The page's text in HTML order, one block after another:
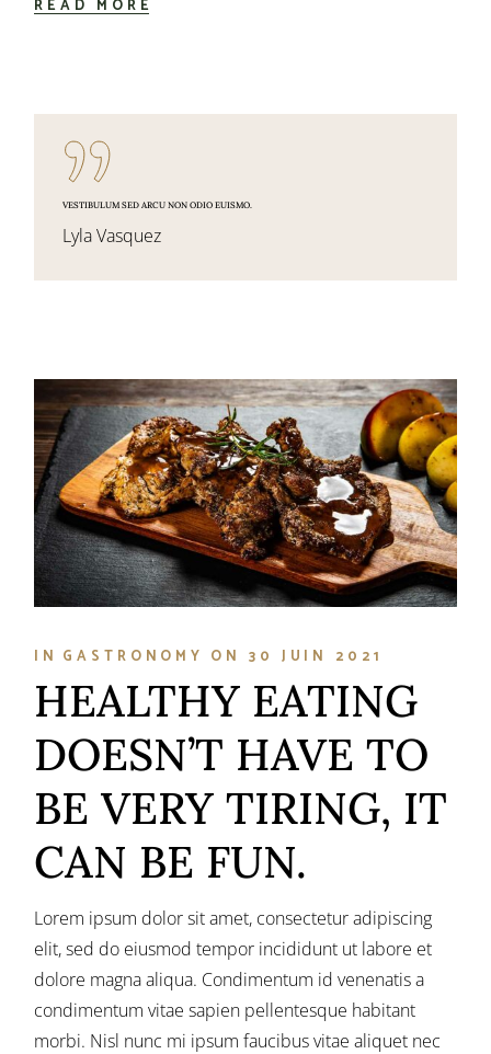
READ MORE
VESTIBULUM SED ARCU NON ODIO EUISMO.
Lyla Vasquez
IN GASTRONOMY ON 30 JUIN 2021
HEALTHY EATING
DOESN’T HAVE TO
BE VERY TIRING, IT
CAN BE FUN.
Lorem ipsum dolor sit amet, consectetur adipiscing
elit, sed do eiusmod tempor incididunt ut labore et
dolore magna aliqua. Condimentum id venenatis a
condimentum vitae sapien pellentesque habitant
morbi. Nisl nunc mi ipsum faucibus vitae aliquet nec